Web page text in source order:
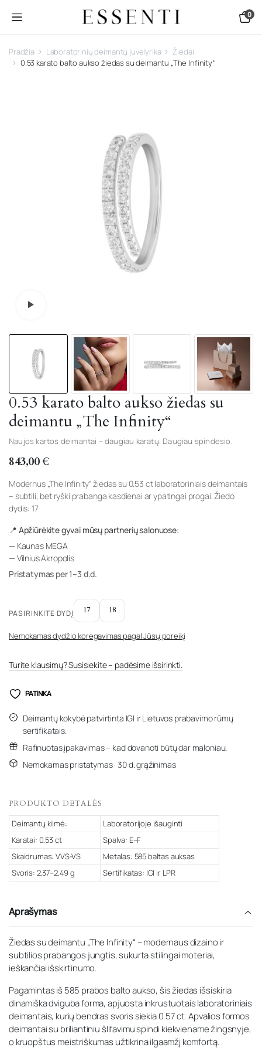
0
Pradžia Laboratorinių deimantų juvelyrika
Žiedai
0.53 karato balto aukso žiedas su deimantu „The Infinity“
0.53 karato balto aukso žiedas su
deimantu „The Infinity“
Naujos kartos deimantai – daugiau karatų. Daugiau spindesio.
843,00€
Modernus „The Infinity“ žiedas su 0.53 ct laboratoriniais deimantais
– subtili, bet ryški prabanga kasdienai ar ypatingai progai. Žiedo
dydis: 17
📍 Apžiūrėkite gyvai mūsų partnerių salonuose:
— Kaunas MEGA
— Vilnius Akropolis
Pristatymas per 1–3 d.d.
PASIRINKITE DYDĮ 17 18
Nemokamas dydžio koregavimas pagal Jūsų poreikį
Turite klausimų? Susisiekite – padėsime išsirinkti.
PATINKA
Deimantų kokybė patvirtinta IGI ir Lietuvos prabavimo rūmų
sertifikatais.
Rafinuotas įpakavimas – kad dovanoti būtų dar maloniau.
Nemokamas pristatymas · 30 d. grąžinimas
PRODUKTO DETALĖS
Deimantų kilmė:
Laboratorijoje išauginti
Karatai: 0,53 ct
Spalva: E–F
Skaidrumas: VVS-VS
Metalas: 585 baltas auksas
Svoris: 2,37–2,49 g
Sertifikatas: IGI ir LPR
Aprašymas
Žiedas su deimantu „The Infinity“ – modernaus dizaino ir
subtilios prabangos jungtis, sukurta stilingai moteriai,
ieškančiai išskirtinumo.
Pagamintas iš 585 prabos balto aukso, šis žiedas išsiskiria
dinamiška dviguba forma, apjuosta inkrustuotais laboratoriniais
deimantais, kurių bendras svoris siekia 0.57 ct. Apvalios formos
deimantai su briliantiniu šlifavimu spindi kiekviename žingsnyje,
o kruopštus meistriškumas užtikrina ilgaamžį komfortą.